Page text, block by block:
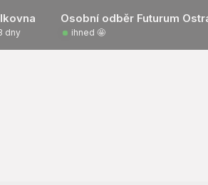
Osobní odběr Futurum
dny ihned 🤩